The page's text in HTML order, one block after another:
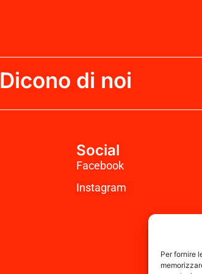
Per fornire
Dicono di noi
Social
Facebook
Instagram